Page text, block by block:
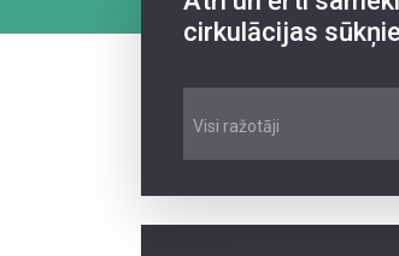
cirkulācijas
Visi ražotāji